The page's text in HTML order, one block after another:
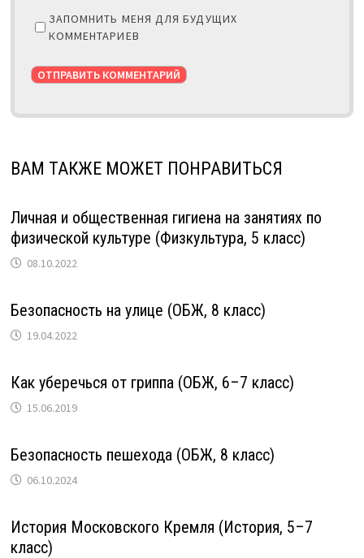
ЗАПОМНИТЬ МЕНЯ ДЛЯ БУДУЩИХ
КОММЕНТАРИЕВ
ВАМ ТАКЖЕ МОЖЕТ ПОНРАВИТЬСЯ
Личная и общественная гигиена на занятиях по
физической культуре (Физкультура, 5 класс)
08.10.2022
Безопасность на улице (ОБЖ, 8 класс)
19.04.2022
Как уберечься от гриппа (ОБЖ, 6–7 класс)
15.06.2019
Безопасность пешехода (ОБЖ, 8 класс)
06.10.2024
История Московского Кремля (История, 5–7
класс)